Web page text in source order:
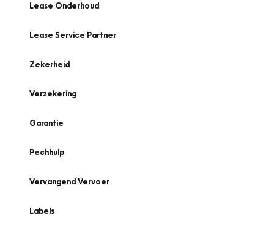
Lease Onderhoud
Lease Service Partner
Zekerheid
Verzekering
Garantie
Pechhulp
Vervangend Vervoer
Labels